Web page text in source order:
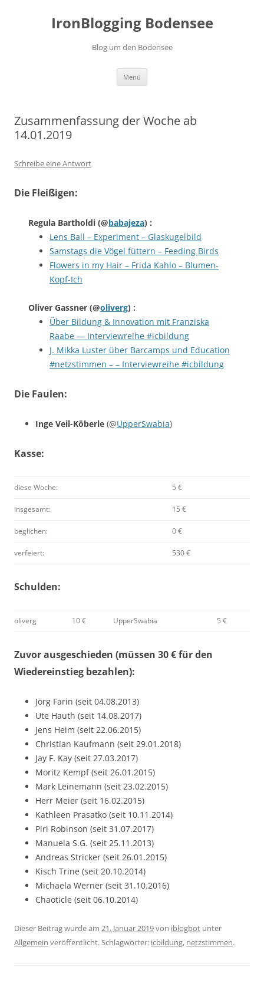
IronBlogging Bodensee
Blog um den Bodensee
Menü
Zusammenfassung der Woche ab
14.01.2019
Schreibe eine Antwort
Die Fleißigen:
Regula Bartholdi (@babajeza) :
Lens Ball – Experiment – Glaskugelbild
Samstags die Vögel füttern – Feeding Birds
Flowers in my Hair – Frida Kahlo – Blumen-
Kopf-Ich
Oliver Gassner (@oliverg) :
Über Bildung & Innovation mit Franziska
Raabe — Interviewreihe #icbildung
J. Mikka Luster über Barcamps und Education
#netzstimmen – – Interviewreihe #icbildung
Die Faulen:
Inge Veil-Köberle (@UpperSwabia)
Kasse:
diese Woche: 5 €
insgesamt: 15 €
beglichen: 0 €
verfeiert: 530 €
Schulden:
oliverg 10 € UpperSwabia 5 €
Zuvor ausgeschieden (müssen 30 € für den
Wiedereinstieg bezahlen):
Jörg Farin (seit 04.08.2013)
Ute Hauth (seit 14.08.2017)
Jens Heim (seit 22.06.2015)
Christian Kaufmann (seit 29.01.2018)
Jay F. Kay (seit 27.03.2017)
Moritz Kempf (seit 26.01.2015)
Mark Leinemann (seit 23.02.2015)
Herr Meier (seit 16.02.2015)
Kathleen Prasatko (seit 10.11.2014)
Piri Robinson (seit 31.07.2017)
Manuela S.G. (seit 25.11.2013)
Andreas Stricker (seit 26.01.2015)
Kisch Trine (seit 20.10.2014)
Michaela Werner (seit 31.10.2016)
Chaoticle (seit 06.10.2014)
Dieser Beitrag wurde am 21. Januar 2019von iblogbot unter
Allgemein veröffentlicht. Schlagwörter: icbildung, netzstimmen.